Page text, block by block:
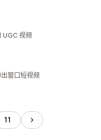
UGC 视频
窗口短视频
11